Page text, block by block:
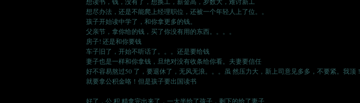
想尽办法，还是不能爬上经理职位，还被一个年轻人上了位。。
孩子开始读中学了，和你拿更多的钱。
父亲节，拿你给的钱，买了你没有用的东西。。。。
房子! 还是和你要钱
车子旧了，开始不听话了。。。还是要给钱
妻子也是一样和你拿钱，旦绝对没有收条给你看。夫妻要信任
好不容易熬过50 了，要退休了，无风无浪。。。虽 然压力大，新上司意见多多，不要紧。我顶！
就要拿公积金咯！但是孩子要出国读书
好了，公 积 精拿完出来了，一大半给了孩子，剩下的给了妻子